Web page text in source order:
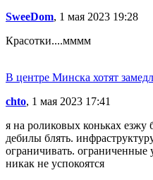
SweeDom, 1 мая 2023 19:28
Красотки....мммм
В центре Минска хотят
chto, 1 мая 2023 17:41
я на роликовых коньках езжу
дебилы блять.
ограничивать. ограниченные
никак не успокоятся